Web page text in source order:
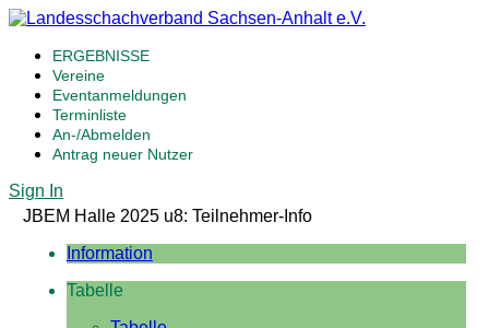
ERGEBNISSE
Vereine
Eventanmeldungen
Terminliste
An-/Abmelden
Antrag neuer Nutzer
Sign In
JBEM Halle 2025 u8: Teilnehmer-Info
Information
Tabelle